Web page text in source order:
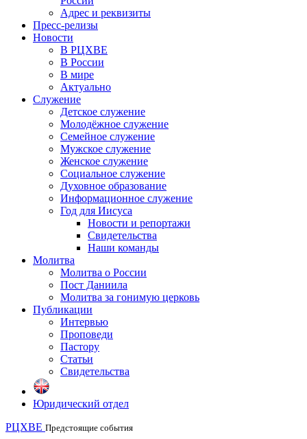
Адрес и реквизиты
Пресс-релизы
Новости
В РЦХВЕ
В России
В мире
Актуально
Служение
Детское служение
Молодёжное служение
Семейное служение
Мужское служение
Женское служение
Социальное служение
Духовное образование
Информационное служение
Год для Иисуса
Новости и репортажи
Свидетельства
Наши команды
Молитва
Молитва о России
Пост Даниила
Молитва за гонимую церковь
Публикации
Интервью
Проповеди
Пастору
Статьи
Свидетельства
Юридический отдел
РЦХВЕ Предстоящие события